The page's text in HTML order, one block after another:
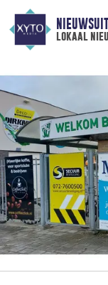
lokaal